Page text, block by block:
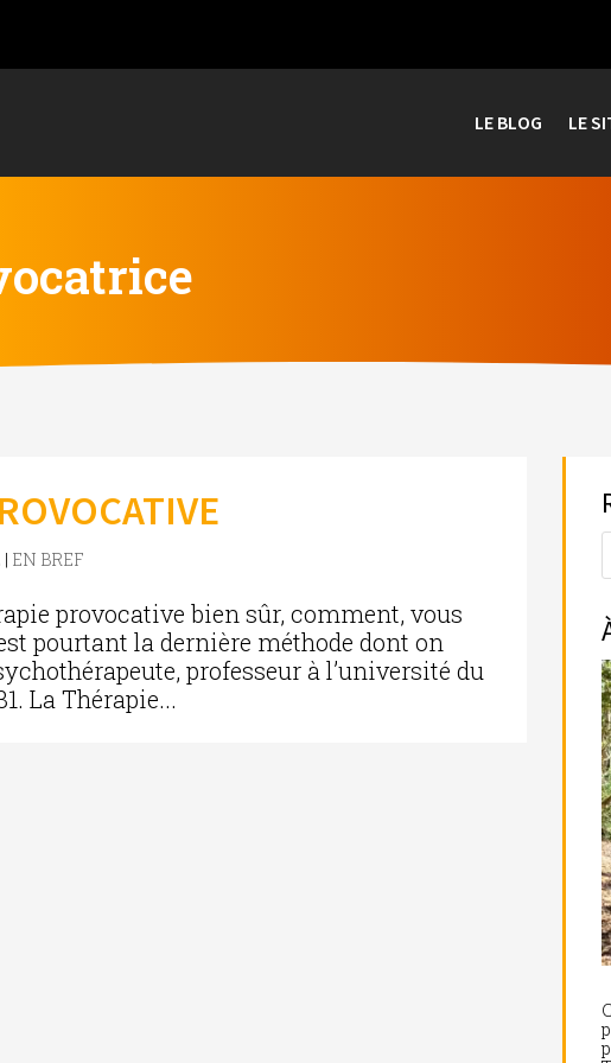
LE BLOG LE
| EN BREF
provocative bien sûr, comment, vous
pourtant la dernière méthode dont on
professeur à l’université du
La Thérapie...